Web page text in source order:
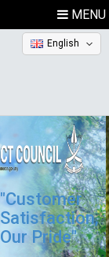
MENU
English
"Customer
Satisfaction,
Our Pride"